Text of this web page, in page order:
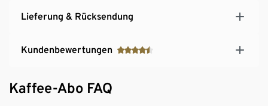
Lieferung & Rücksendung
Kundenbewertungen
Kaffee-Abo FAQ